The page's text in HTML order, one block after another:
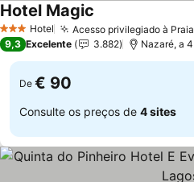
3 EstrelasHotel Acesso privilegiado à
Hotel Magic
9,3 Excelente 3.882 Nazaré, a
De € 90
Consulte os preços de 4 sites